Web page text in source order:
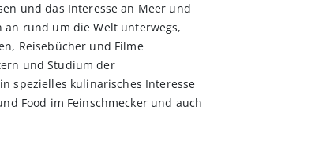
und das Interesse an Meer und
an rund um die Welt unterwegs,
Reisebücher und Filme
und Studium der
spezielles kulinarisches Interesse
Food im Feinschmecker und auch